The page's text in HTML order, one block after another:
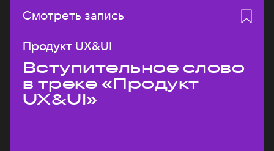
Смотреть запись
Продукт UX&UI
Вступительное слово
в треке «Продукт
UX&UI»